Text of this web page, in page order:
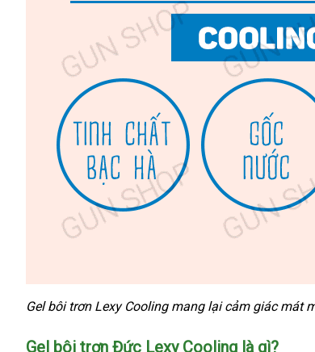
Gel bôi trơn Lexy Cooling mang lại cảm giác mát
Gel bôi trơn Đức Lexy Cooling là gìở
?